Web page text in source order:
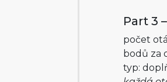
Part 3
počet
bodů za
typ: